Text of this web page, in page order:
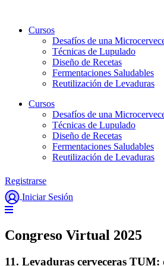
contenidoCursos
Desafíos de una
Técnicas de Lupulado
Diseño de Recetas
Fermentaciones Saludables
Reutilización de Levaduras
Cursos
Desafíos de una
Técnicas de Lupulado
Diseño de Recetas
Fermentaciones Saludables
Reutilización de Levaduras
Registrarse
Iniciar Sesión
Congreso Virtual 2025
11. Levaduras cerveceras